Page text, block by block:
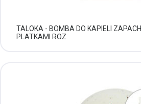
TALOKA - BOMBA DO KAPIELI
PLATKAMI ROZ